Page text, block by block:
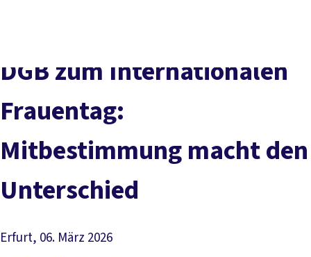
Service
Mitmachen
DGB zum Internationalen
Frauentag:
Mitbestimmung macht den
Unterschied
Erfurt, 06. März 2026